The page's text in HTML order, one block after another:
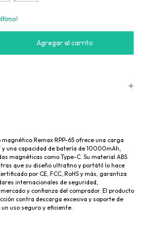
Remax RPP-65 ofrece una carga
una capacidad de batería de 10000mAh,
magnéticas como Type-C. Su material ABS
que su diseño ultrafino y portátil lo hace
por CE, FCC, RoHS y más, garantiza
internacionales de seguridad,
y confianza del comprador. El producto
contra descarga excesiva y soporte de
uso seguro y eficiente.